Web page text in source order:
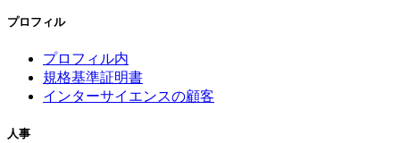
プロフィル
プロフィル内
規格基準証明書
インターサイエンスの顧客
人事